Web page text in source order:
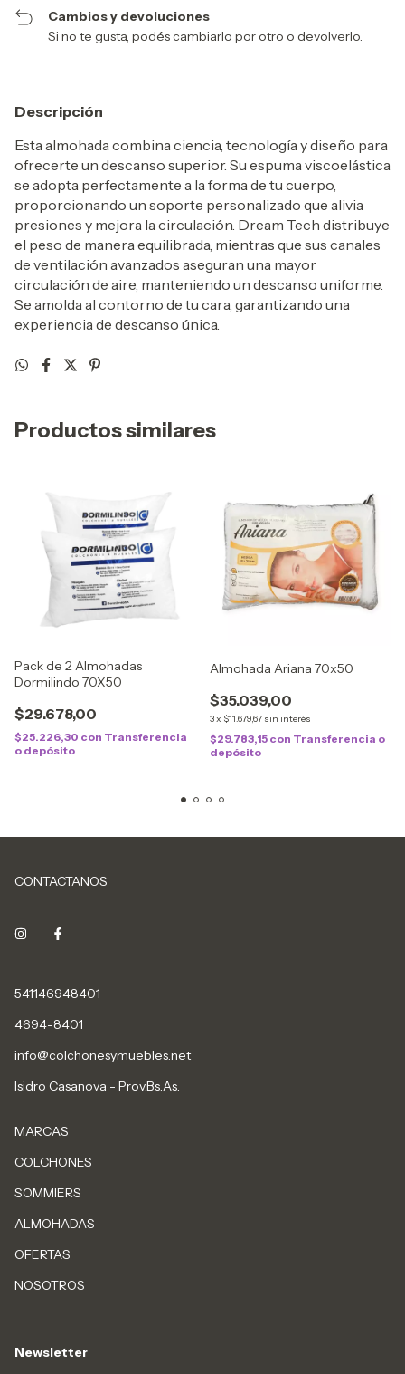
Cambios y devoluciones
Si no te gusta, podés cambiarlo por otro o devolverlo.
Descripción
Esta almohada combina ciencia, tecnología y diseño para
ofrecerte un descanso superior. Su espuma viscoelástica
se adopta perfectamente a la forma de tu cuerpo,
proporcionando un soporte personalizado que alivia
presiones y mejora la circulación. Dream Tech distribuye
el peso de manera equilibrada, mientras que sus canales
de ventilación avanzados aseguran una mayor
circulación de aire, manteniendo un descanso uniforme.
Se amolda al contorno de tu cara, garantizando una
experiencia de descanso única.
Productos similares
Pack de 2 Almohadas
Dormilindo 70X50
$29.678,00
$25.226,30 con Transferencia
o depósito
Almohada Ariana 70x50
$35.039,00
3x $11.679,67 sin interés
$29.783,15 con Transferencia o
depósito
CONTACTANOS
541146948401
4694-8401
info@colchonesymuebles.net
Isidro Casanova - Prov.Bs.As.
MARCAS
COLCHONES
SOMMIERS
ALMOHADAS
OFERTAS
NOSOTROS
Newsletter